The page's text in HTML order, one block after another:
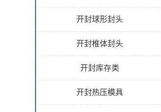
开封球形封头
开封椎体封头
开封库存类
开封热压模具